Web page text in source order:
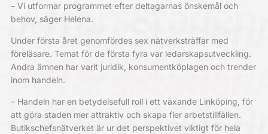
– Vi utformar programmet efter deltagarnas önskemål och
behov, säger Helena.
Under första året genomfördes sex nätverksträffar med
föreläsare. Temat för de första fyra var ledarskapsutveckling.
Andra ämnen har varit juridik, konsumentköplagen och trender
inom handeln.
– Handeln har en betydelsefull roll i ett växande Linköping, för
att göra staden mer attraktiv och skapa fler arbetstillfällen.
Butikschefsnätverket är ur det perspektivet viktigt för hela